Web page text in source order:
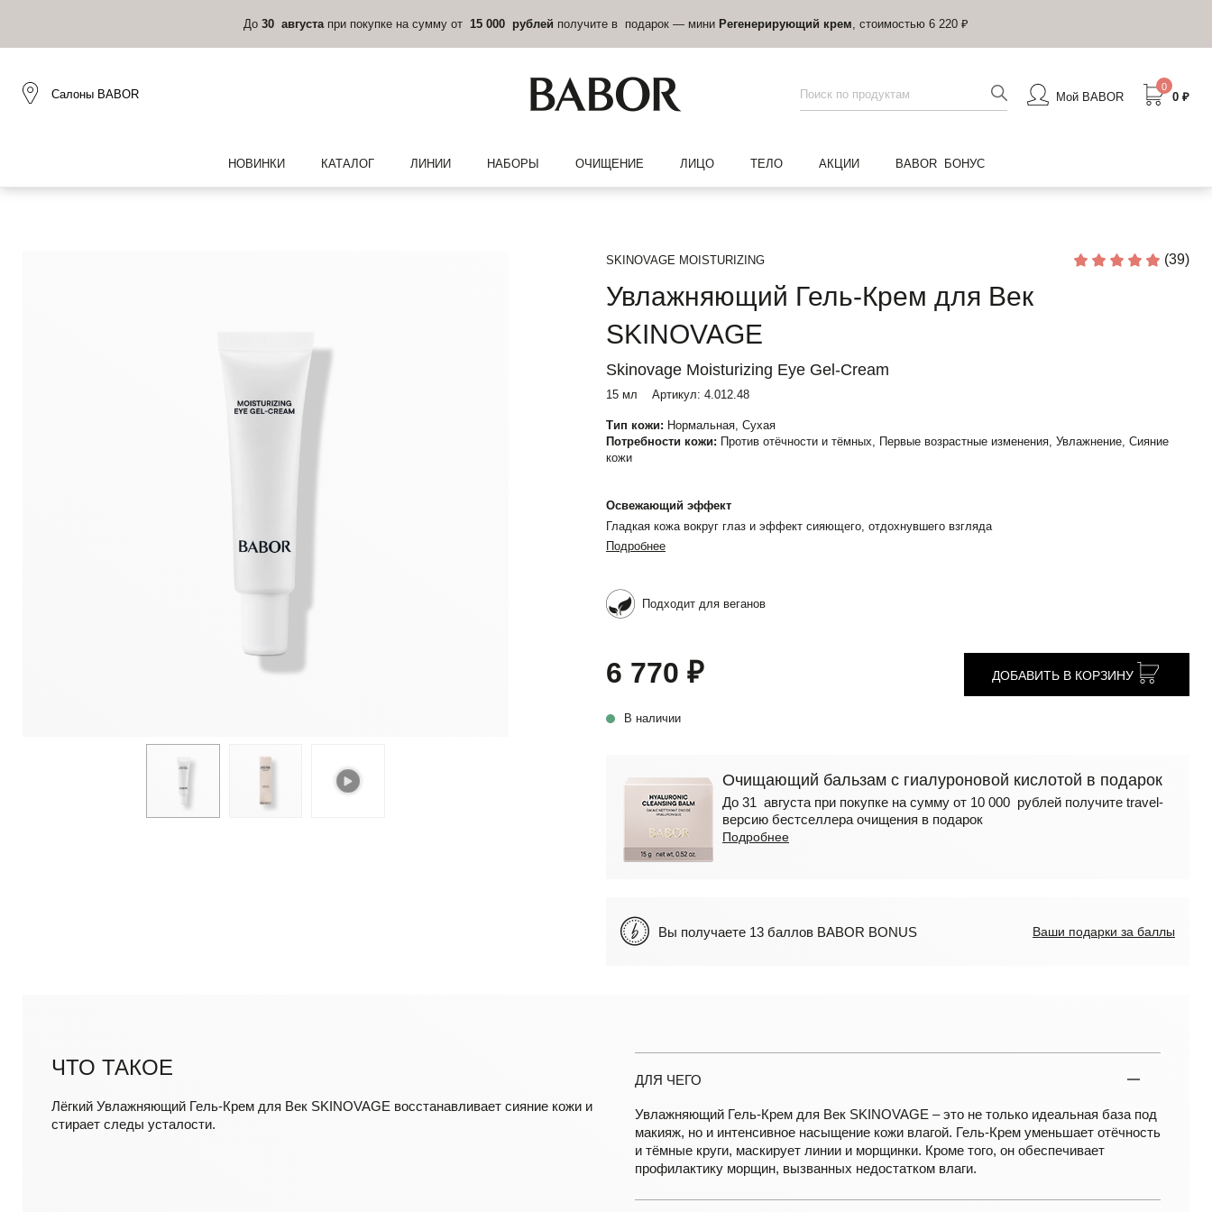
БЕСПЛАТНАЯ ДОСТАВКАпо России при заказе от 5 000 рублей.
Салоны BABOR Мой BABOR
0
0 ₽
НОВИНКИ КАТАЛОГ ЛИНИИ НАБОРЫ ОЧИЩЕНИЕ ЛИЦО ТЕЛО АКЦИИ BABOR БОНУС
SKINOVAGE MOISTURIZING (39)
Увлажняющий Гель-Крем для Век
SKINOVAGE
Skinovage Moisturizing Eye Gel-Cream
15 мл Артикул: 4.012.48
Тип кожи: Нормальная, Сухая
Потребности кожи: Против отёчности и тёмных, Первые возрастные изменения, Увлажнение, Сияние
кожи
Освежающий эффект
Гладкая кожа вокруг глаз и эффект сияющего, отдохнувшего взгляда
Подробнее
Подходит для веганов
6 770 ₽
В наличии
ДОБАВИТЬ В КОРЗИНУ
Очищающий бальзам с гиалуроновой кислотой в подарок
До 31 августа при покупке на сумму от 10 000 рублей получите travel-
версию бестселлера очищения в подарок
Подробнее
Вы получаете 13 баллов BABOR BONUS Ваши подарки за баллы
ЧТО ТАКОЕ
Лёгкий Увлажняющий Гель-Крем для Век SKINOVAGE восстанавливает сияние кожи и
стирает следы усталости.
ДЛЯ ЧЕГО
Увлажняющий Гель-Крем для Век SKINOVAGE – это не только идеальная база под
макияж, но и интенсивное насыщение кожи влагой. Гель-Крем уменьшает отёчность
и тёмные круги, маскирует линии и морщинки. Кроме того, он обеспечивает
профилактику морщин, вызванных недостатком влаги.